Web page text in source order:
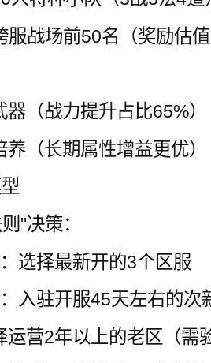
服战场前50名（奖励估
（战力提升占比65%）
（长期属性增益更优）
"决策：
选择最新开的3个区服
入驻开服45天左右的次
运营2年以上的老区（需